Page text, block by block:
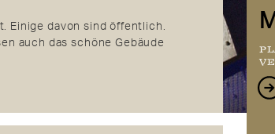
Einige davon sind öffentlich.
auch das schöne Gebäude